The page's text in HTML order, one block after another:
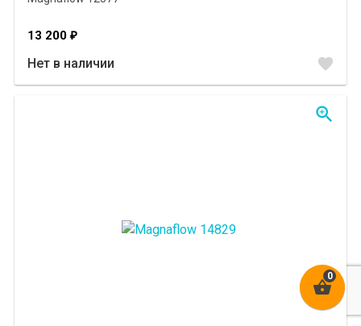
shopping_basket
13 200 ₽
Нет в наличии favorite
zoom_in